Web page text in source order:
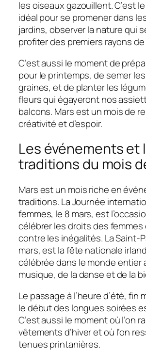
les oiseaux gazouillent. C’est
idéal pour se promener dans
jardins, observer la nature qui
profiter des premiers rayons de
C’est aussi le moment de
pour le printemps, de semer
graines, et de planter les
fleurs qui égayeront nos
balcons. Mars est un mois de
créativité et d’espoir.
Les événements et
traditions du mois
Mars est un mois riche en
traditions. La Journée
femmes, le 8 mars, est
célébrer les droits des
contre les inégalités. La Saint-
mars, est la fête nationale
célébrée dans le monde entier
musique, de la danse et de la
Le passage à l’heure d’été, fin
le début des longues soirées
C’est aussi le moment où l’on
vêtements d’hiver et où l’on
tenues printanières.